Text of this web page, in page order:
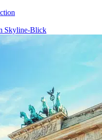
Skyline-Blick